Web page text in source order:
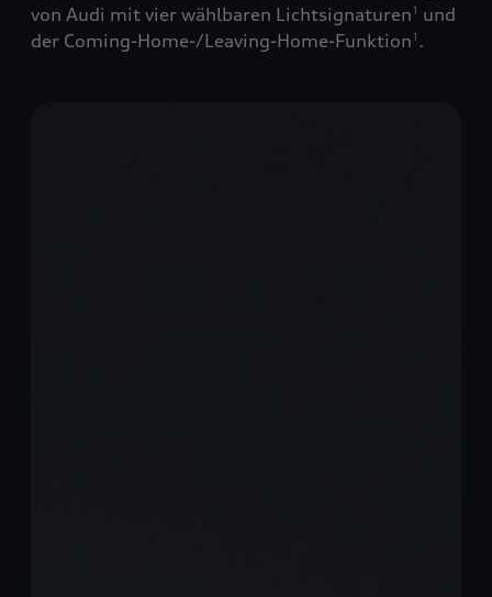
von Audi mit vier wählbaren Lichtsignaturen1
und
der Coming-Home-/Leaving-Home-Funktion1 .